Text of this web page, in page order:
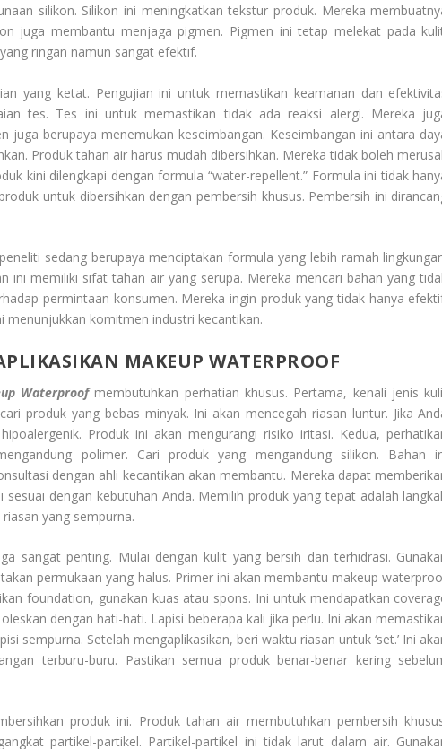
silikon. Silikon ini meningkatkan tekstur produk. Mereka
juga membantu menjaga pigmen. Pigmen ini tetap melekat pada
ringan namun sangat efektif.
yang ketat. Pengujian ini untuk memastikan keamanan dan
tes. Tes ini untuk memastikan tidak ada reaksi alergi. Mereka
juga berupaya menemukan keseimbangan. Keseimbangan ini antara
Produk tahan air harus mudah dibersihkan. Mereka tidak boleh
kini dilengkapi dengan formula “water-repellent.” Formula ini tidak
untuk dibersihkan dengan pembersih khusus. Pembersih ini
sedang berupaya menciptakan formula yang lebih ramah
ini memiliki sifat tahan air yang serupa. Mereka mencari bahan yang
permintaan konsumen. Mereka ingin produk yang tidak hanya
menunjukkan komitmen industri kecantikan.
MAKEUP WATERPROOF
Waterproof membutuhkan perhatian khusus. Pertama, kenali jenis
produk yang bebas minyak. Ini akan mencegah riasan luntur. Jika
Produk ini akan mengurangi risiko iritasi. Kedua,
polimer. Cari produk yang mengandung silikon. Bahan
dengan ahli kecantikan akan membantu. Mereka dapat
sesuai dengan kebutuhan Anda. Memilih produk yang tepat adalah
yang sempurna.
sangat penting. Mulai dengan kulit yang bersih dan terhidrasi.
permukaan yang halus. Primer ini akan membantu makeup
foundation, gunakan kuas atau spons. Ini untuk mendapatkan
dengan hati-hati. Lapisi beberapa kali jika perlu. Ini akan
sempurna. Setelah mengaplikasikan, beri waktu riasan untuk ‘set.’ Ini
terburu-buru. Pastikan semua produk benar-benar kering
produk ini. Produk tahan air membutuhkan pembersih
partikel-partikel. Partikel-partikel ini tidak larut dalam air.